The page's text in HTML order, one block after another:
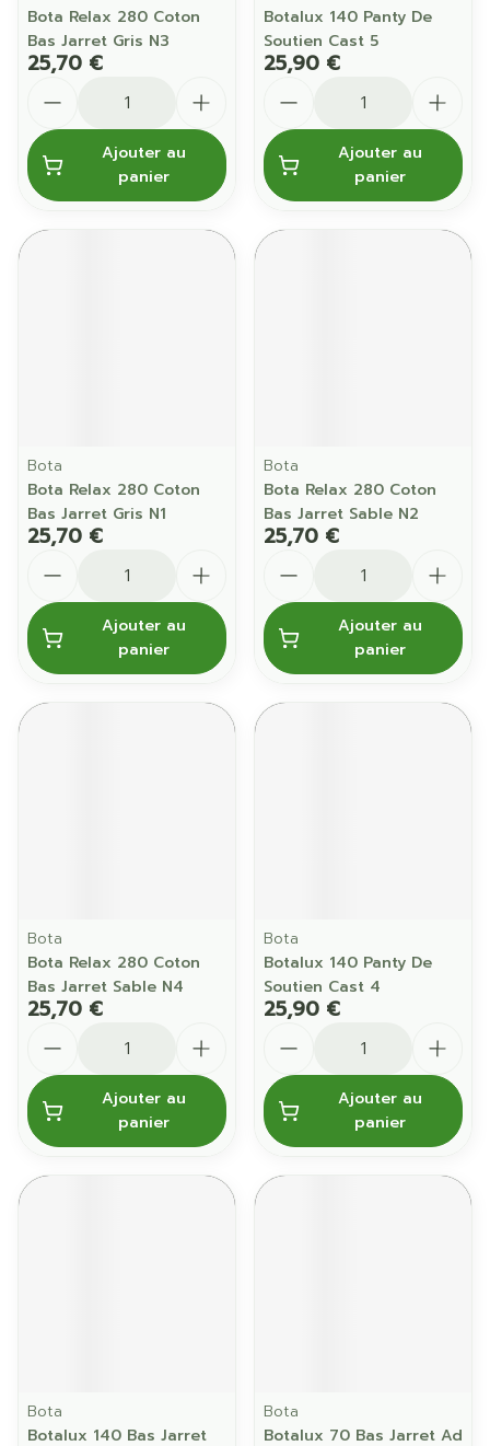
Bota Relax 280 Coton
Bas Jarret Gris N3
25,70 €
Ajouter au
panier
Botalux 140 Panty De
Soutien Cast 5
25,90 €
Ajouter au
panier
Bota
Bota Relax 280 Coton
Bas Jarret Gris N1
25,70 €
Ajouter au
panier
Bota
Bota Relax 280 Coton
Bas Jarret Sable N2
25,70 €
Ajouter au
panier
Bota
Bota Relax 280 Coton
Bas Jarret Sable N4
25,70 €
Ajouter au
panier
Bota
Botalux 140 Panty De
Soutien Cast 4
25,90 €
Ajouter au
panier
Bota
Botalux 140 Bas Jarret
Bota
Botalux 70 Bas Jarret Ad